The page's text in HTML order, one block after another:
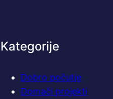
Kategorije
Dobro počutje
Domači projekti